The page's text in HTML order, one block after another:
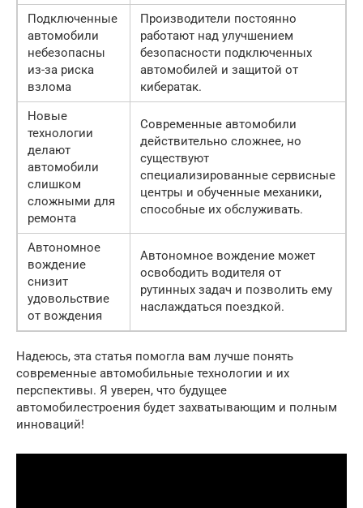
Подключенные
автомобили
небезопасны
из-за риска
взлома
Производители постоянно
работают над улучшением
безопасности подключенных
автомобилей и защитой от
кибератак.
Новые
технологии
делают
автомобили
слишком
сложными для
ремонта
Современные автомобили
действительно сложнее, но
существуют
специализированные сервисные
центры и обученные механики,
способные их обслуживать.
Автономное
вождение
снизит
удовольствие
от вождения
Автономное вождение может
освободить водителя от
рутинных задач и позволить ему
наслаждаться поездкой.
Надеюсь, эта статья помогла вам лучше понять
современные автомобильные технологии и их
перспективы. Я уверен, что будущее
автомобилестроения будет захватывающим и полным
инноваций!